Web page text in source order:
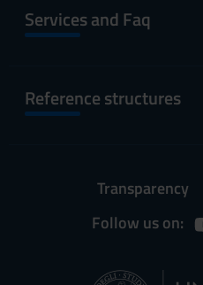
Services and Faq
Reference structures
Transparency
Follow us on: